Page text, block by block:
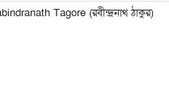
Tagore (রবীন্দ্রনাথ ঠাকুর)